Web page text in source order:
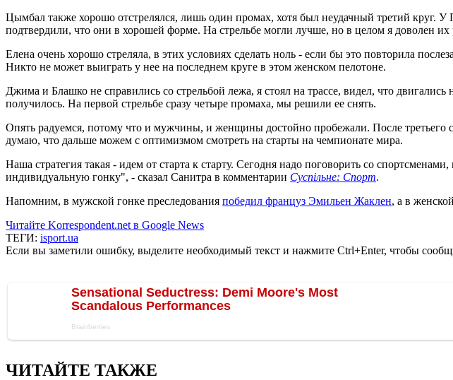
Цымбал также хорошо отстрелялся, лишь один промах, хотя был неудачный третий круг.
подтвердили, что они в хорошей форме. На стрельбе могли лучше, но в целом я доволен их
Елена очень хорошо стреляла, в этих условиях сделать ноль - если бы это повторила
Никто не может выиграть у нее на последнем круге в этом женском пелотоне.
Джима и Блашко не справились со стрельбой лежа, я стоял на трассе, видел, что
получилось. На первой стрельбе сразу четыре промаха, мы решили ее снять.
Опять радуемся, потому что и мужчины, и женщины достойно пробежали. После третьего
думаю, что дальше можем с оптимизмом смотреть на старты на чемпионате мира.
Наша стратегия такая - идем от старта к старту. Сегодня надо поговорить со
индивидуальную гонку", - сказал Санитра в комментарии Суспільне: Спорт.
Напомним, в мужской гонке преследования победил француз Эмильен Жаклен, а в
Читайте Korrespondent.net в Google News
ТЕГИ: isport.ua
Если вы заметили ошибку, выделите необходимый текст и нажмите Ctrl+Enter, чтобы
ЧИТАЙТЕ ТАКЖЕ